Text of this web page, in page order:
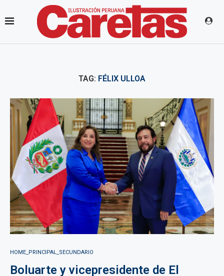
TAG: FÉLIX ULLOA
HOME_PRINCIPAL_SECUNDARIO
Boluarte y vicepresidente de El